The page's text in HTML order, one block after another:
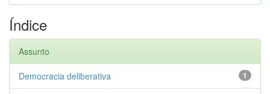
Índice
Assunto
1
Democracia deliberativa